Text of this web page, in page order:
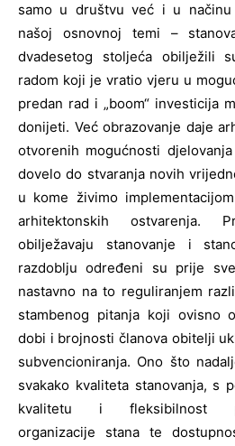
samo u društvu već i u
našoj osnovnoj temi –
dvadesetog stoljeća obilježili
radom koji je vratio vjeru u
predan rad i „boom“ investicija
donijeti. Već obrazovanje daje
otvorenih mogućnosti
dovelo do stvaranja novih
u kome živimo
arhitektonskih ostvarenja.
obilježavaju stanovanje i
razdoblju određeni su prije
nastavno na to reguliranjem
stambenog pitanja koji ovisno
dobi i brojnosti članova obitelji
subvencioniranja. Ono što
svakako kvaliteta stanovanja, s
kvalitetu i fleksibilnost
organizacije stana te